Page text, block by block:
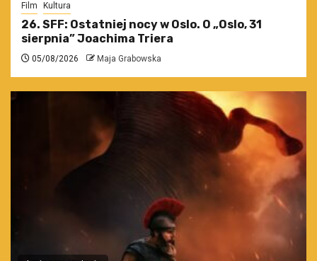
Film Kultura
26. SFF: Ostatniej nocy w Oslo. O „Oslo, 31
sierpnia” Joachima Triera
05/08/2026 Maja Grabowska